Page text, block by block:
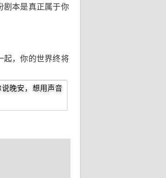
剧本是真正属于你
起，你的世界终将
晚安，想用声音